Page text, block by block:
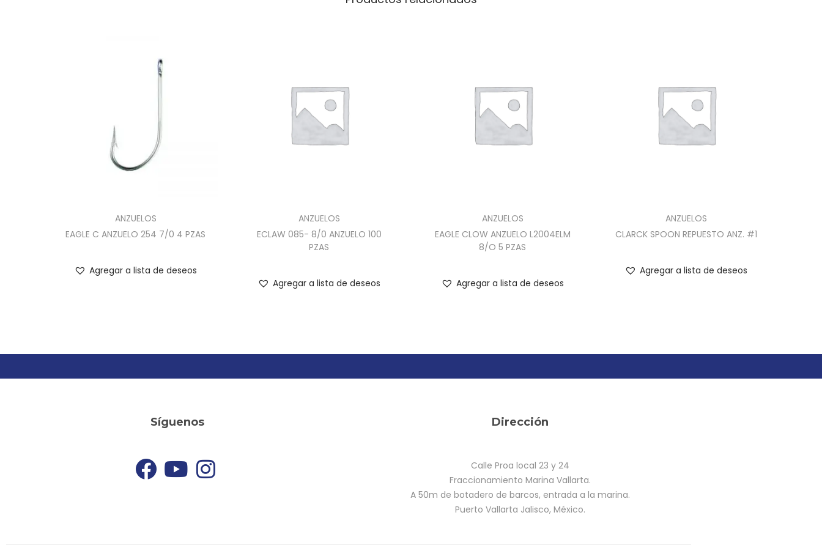
ANZUELOS
EAGLE C ANZUELO 254 7/0 4 PZAS
Agregar a lista de deseos
ANZUELOS
ECLAW 085- 8/0 ANZUELO 100
PZAS
Agregar a lista de deseos
ANZUELOS
EAGLE CLOW ANZUELO L2004ELM
8/O 5 PZAS
Agregar a lista de deseos
ANZUELOS
CLARCK SPOON REPUESTO ANZ. #1
Agregar a lista de deseos
Síguenos Dirección
Calle Proa local 23 y 24
Fraccionamiento Marina Vallarta.
A 50m de botadero de barcos, entrada a la marina.
Puerto Vallarta Jalisco, México.